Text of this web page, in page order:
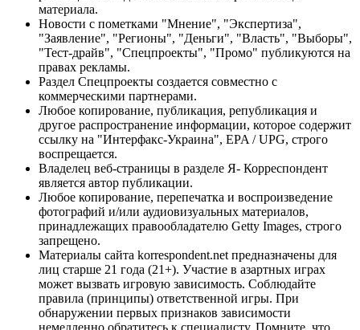
материала.
Новости с пометками "Мнение", "Экспертиза",
"Заявление", "Регионы", "Деньги", "Власть", "Выборы",
"Тест-драйв", "Спецпроекты", "Промо" публикуются на
правах рекламы.
Раздел Спецпроекты создается совместно с
коммерческими партнерами.
Любое копирование, публикация, републикация и
другое распространение информации, которое содержит
ссылку на "Интерфакс-Украина", EPA / UPG, строго
воспрещается.
Владелец веб-страницы в разделе Я- Корреспондент
является автор публикации.
Любое копирование, перепечатка и воспроизведение
фотографий и/или аудиовизуальных материалов,
принадлежащих правообладателю Getty Images, строго
запрещено.
Материалы сайта korrespondent.net предназначены для
лиц старше 21 года (21+). Участие в азартных играх
может вызвать игровую зависимость. Соблюдайте
правила (принципы) ответственной игры. При
обнаружении первых признаков зависимости
немедленно обратитесь к специалисту. Помните, что